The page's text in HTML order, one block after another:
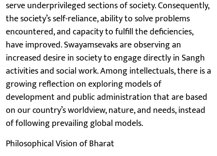
serve underprivileged sections of society. Consequently,
the society’s self-reliance, ability to solve problems
encountered, and capacity to fulfill the deficiencies,
have improved. Swayamsevaks are observing an
increased desire in society to engage directly in Sangh
activities and social work. Among intellectuals, there is a
growing reflection on exploring models of
development and public administration that are based
on our country’s worldview, nature, and needs, instead
of following prevailing global models.
Philosophical Vision of Bharat